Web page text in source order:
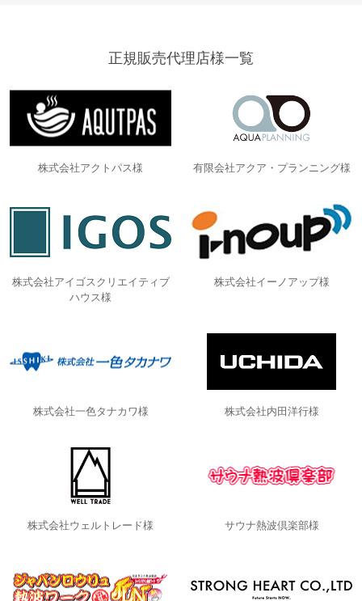
正規販売代理店様一覧
株式会社アクトパス様 有限会社アクア・プランニング様
株式会社アイゴスクリエイティブ
ハウス様
株式会社イーノアップ様
株式会社一色タナカワ様 株式会社内田洋行様
株式会社ウェルトレード様 サウナ熱波倶楽部様